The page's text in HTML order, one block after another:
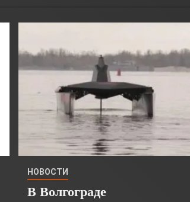
НОВОСТИ
В Волгограде